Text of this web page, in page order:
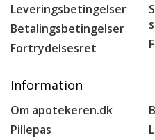
Leveringsbetingelser
Betalingsbetingelser
Fortrydelsesret
Information
Om apotekeren.dk
Pillepas